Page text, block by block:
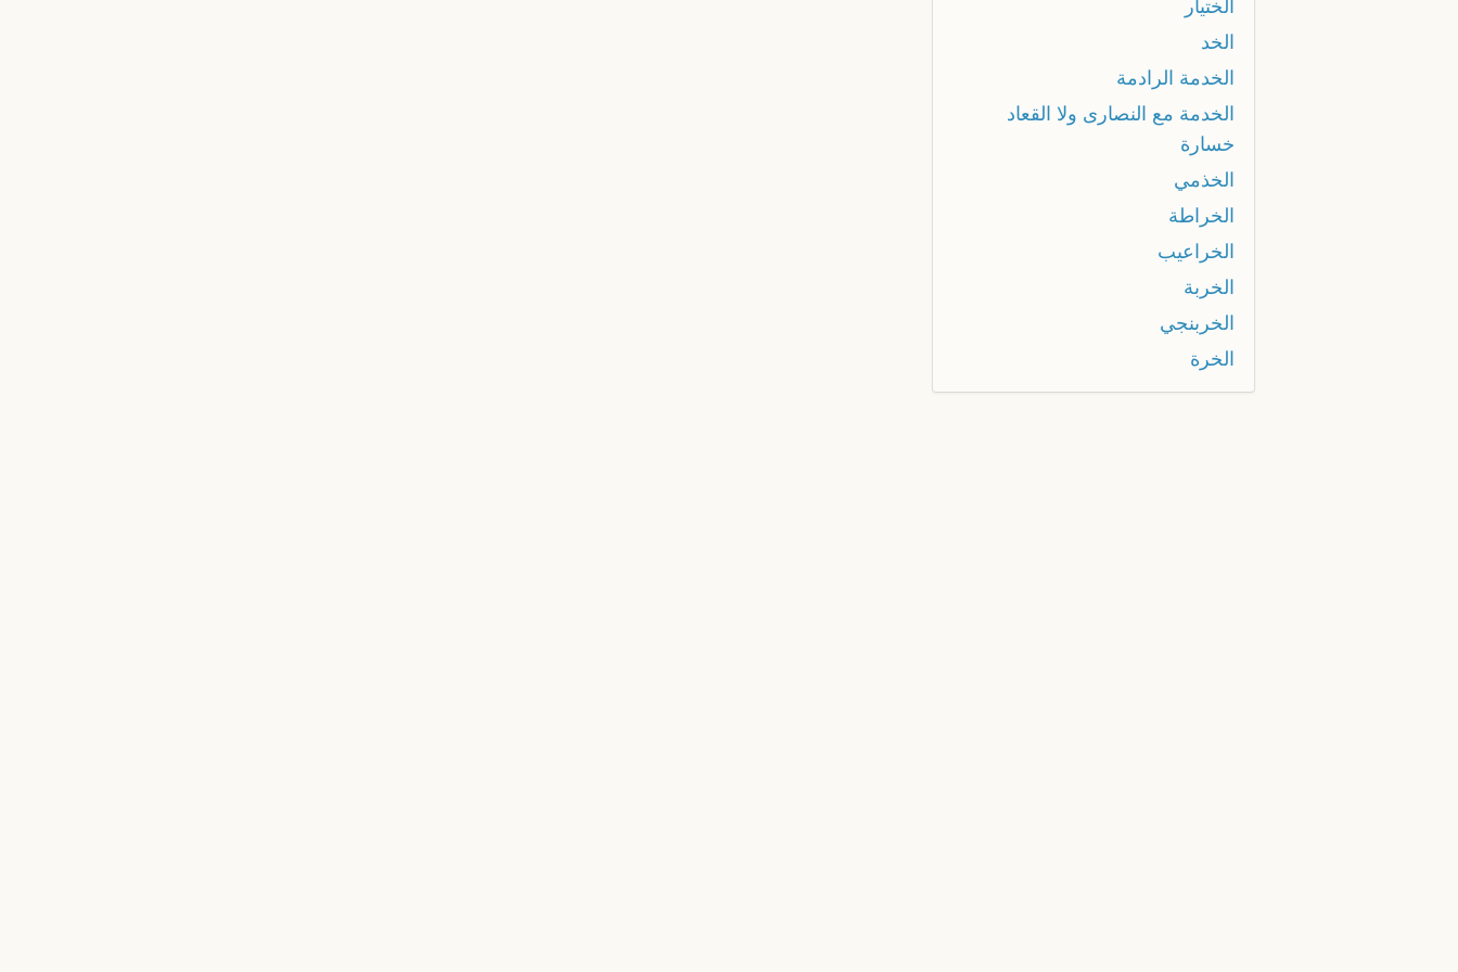
الختيار
الخد
الخدمة الرادمة
الخدمة مع النصارى ولا القعاد
خسارة
الخذمي
الخراطة
الخراعيب
الخربة
الخربنجي
الخرة